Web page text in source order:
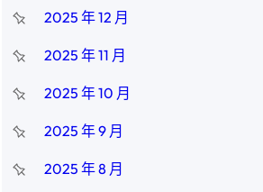
2025 年 12 月
2025 年 11 月
2025 年 10 月
2025 年 9 月
2025 年 8 月